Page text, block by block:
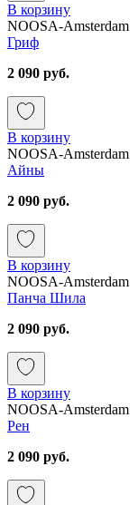
В корзину
NOOSA-Amsterdam
Гриф
2 090 руб.
В корзину
NOOSA-Amsterdam
Айны
2 090 руб.
В корзину
NOOSA-Amsterdam
Панча Шила
2 090 руб.
В корзину
NOOSA-Amsterdam
Рен
2 090 руб.